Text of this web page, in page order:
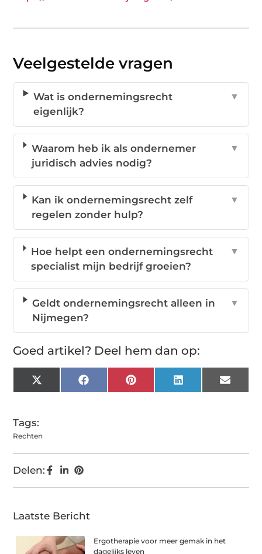
Veelgestelde vragen
Wat is ondernemingsrecht
eigenlijk?
▼
Waarom heb ik als ondernemer
juridisch advies nodig?
▼
Kan ik ondernemingsrecht zelf
regelen zonder hulp?
▼
Hoe helpt een ondernemingsrecht
specialist mijn bedrijf groeien?
▼
Geldt ondernemingsrecht alleen in
Nijmegen?
▼
Goed artikel? Deel hem dan op:
X
(Twitter)
FacebookPinterest LinkedIn Email
Tags:
Rechten
Delen:
Laatste Bericht
Ergotherapie voor meer gemak in het
dagelijks leven